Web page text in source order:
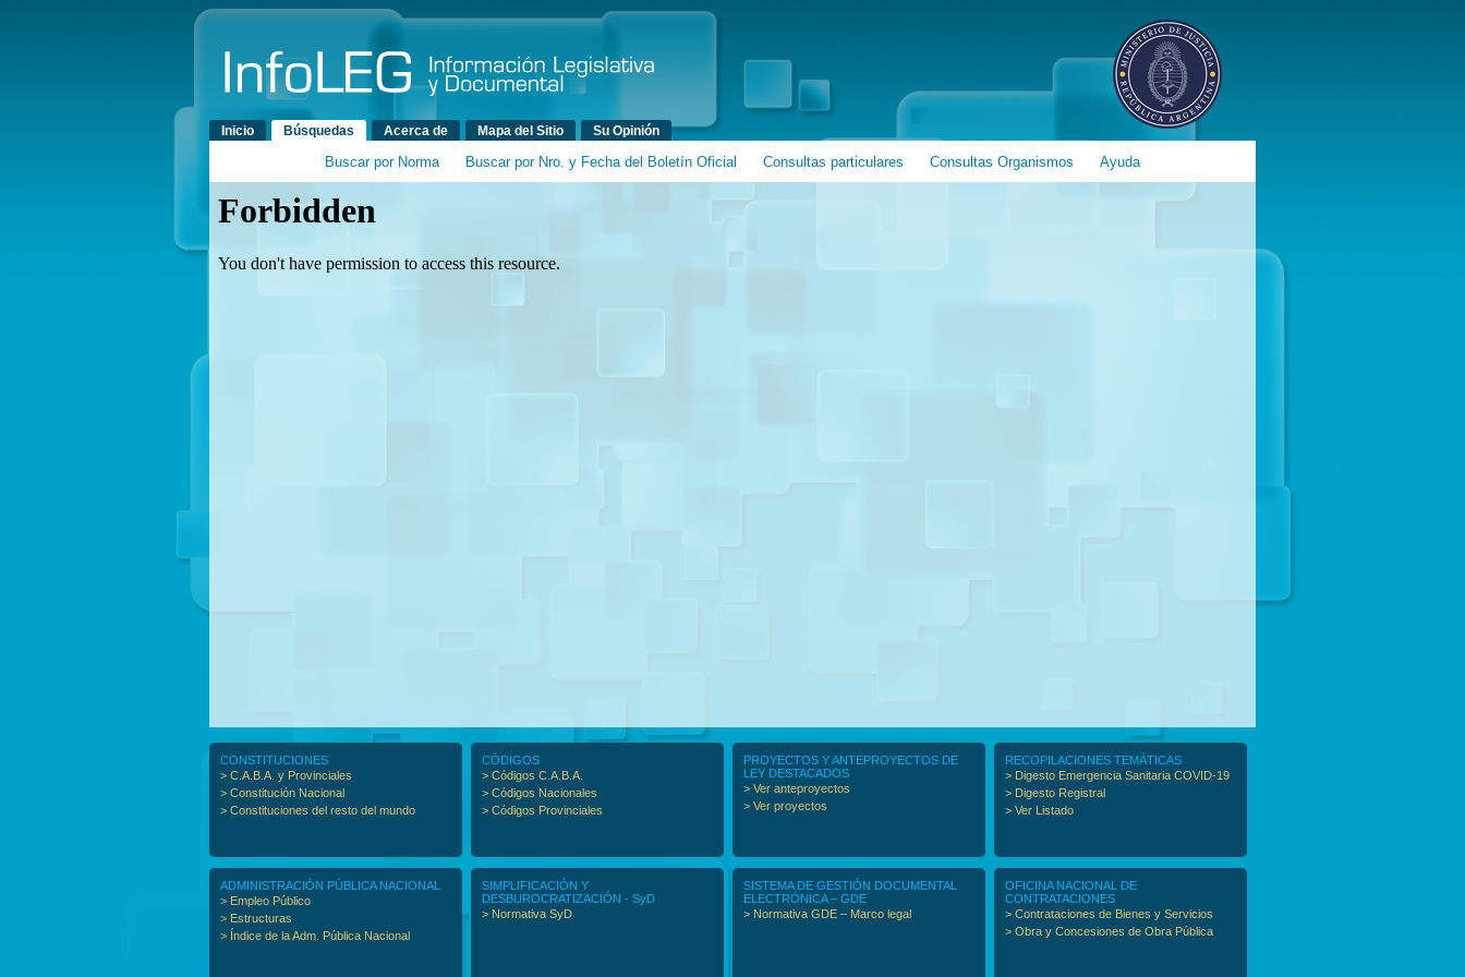
Menú principal
Inicio Búsquedas Acerca de Mapa del Sitio Su Opinión
Buscar por Norma Buscar por Nro. y Fecha del Boletín Oficial Consultas particulares Consultas Organismos Ayuda
CONSTITUCIONES
> C.A.B.A. y Provinciales
> Constitución Nacional
> Constituciones del resto del mundo
ADMINISTRACIÓN PÚBLICA NACIONAL
> Empleo Público
> Estructuras
> Índice de la Adm. Pública Nacional
CÓDIGOS
> Códigos C.A.B.A.
> Códigos Nacionales
> Códigos Provinciales
SIMPLIFICACIÓN Y
DESBUROCRATIZACIÓN - SyD
> Normativa SyD
PROYECTOS Y ANTEPROYECTOS DE
LEY DESTACADOS
> Ver anteproyectos
> Ver proyectos
SISTEMA DE GESTIÓN DOCUMENTAL
ELECTRÓNICA – GDE
> Normativa GDE – Marco legal
RECOPILACIONES TEMÁTICAS
> Digesto Emergencia Sanitaria COVID-19
> Digesto Registral
> Ver Listado
OFICINA NACIONAL DE
CONTRATACIONES
> Contrataciones de Bienes y Servicios
> Obra y Concesiones de Obra Pública